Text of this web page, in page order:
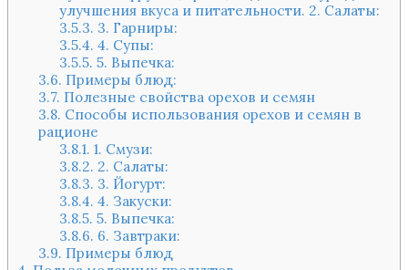
улучшения вкуса и питательности. 2. Салаты:
3.5.3. 3. Гарниры:
3.5.4. 4. Супы:
3.5.5. 5. Выпечка:
3.6. Примеры блюд:
3.7. Полезные свойства орехов и семян
3.8. Способы использования орехов и семян в
рационе
3.8.1. 1. Смузи:
3.8.2. 2. Салаты:
3.8.3. 3. Йогурт:
3.8.4. 4. Закуски:
3.8.5. 5. Выпечка:
3.8.6. 6. Завтраки:
3.9. Примеры блюд